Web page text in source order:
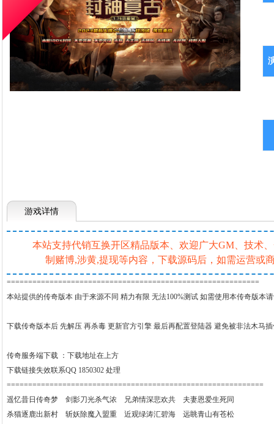
游戏详情
本站支持代销互换开区精品版本、欢迎广大GM、技术
制赌博,涉黄,提现等内容，下载源码后，如需运营或
===========================================================
本站提供的传奇版本 由于来源不同 精力有限 无法100%测试 如需使用本传奇版本
下载传奇版本后 先解压 再杀毒 更新官方引擎 最后再配置登陆器 避免被非法木马
传奇服务端下载 ：下载地址在上方
下载链接失效联系QQ 1850302 处理
============================================================
遥忆昔日传奇梦 剑影刀光杀气浓 兄弟情深悲欢共 夫妻恩爱生死同
杀猫逐鹿出新村 斩妖除魔入盟重 近观绿涛汇碧海 远眺青山有苍松